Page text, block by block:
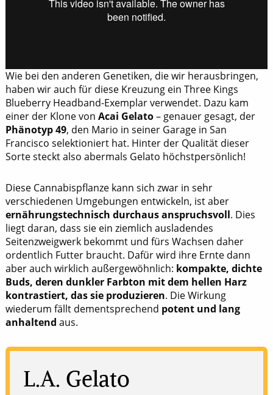
Wie bei den anderen Genetiken, die wir herausbringen,
haben wir auch für diese Kreuzung ein Three Kings
Blueberry Headband-Exemplar verwendet. Dazu kam
einer der Klone von Acai Gelato– genauer gesagt, der
Phänotyp 49, den Mario in seiner Garage in San
Francisco selektioniert hat. Hinter der Qualität dieser
Sorte steckt also abermals Gelato höchstpersönlich!
Diese Cannabispflanze kann sich zwar in sehr
verschiedenen Umgebungen entwickeln, ist aber
ernährungstechnisch durchaus anspruchsvoll. Dies
liegt daran, dass sie ein ziemlich ausladendes
Seitenzweigwerk bekommt und fürs Wachsen daher
ordentlich Futter braucht. Dafür wird ihre Ernte dann
aber auch wirklich außergewöhnlich: kompakte, dichte
Buds, deren dunkler Farbton mit dem hellen Harz
kontrastiert, das sie produzieren. Die Wirkung
wiederum fällt dementsprechend potent und lang
anhaltend aus.
L.A. Gelato